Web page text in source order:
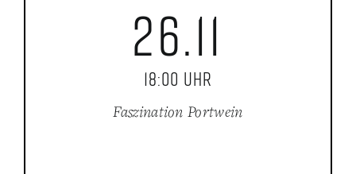
26.11
18:00 Uhr
Faszination Portwein